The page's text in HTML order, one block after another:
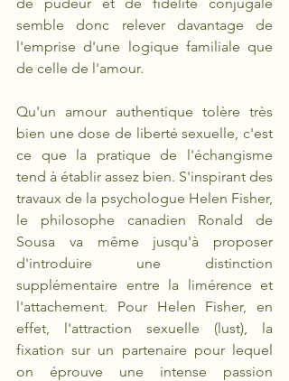
semble donc relever davantage de
l'emprise d'une logique familiale que
de celle de l'amour.
Qu'un amour authentique tolère très
bien une dose de liberté sexuelle, c'est
ce que la pratique de l'échangisme
tend à établir assez bien. S'inspirant des
travaux de la psychologue Helen Fisher,
le philosophe canadien Ronald de
Sousa va même jusqu'à proposer
d'introduire une distinction
supplémentaire entre la limérence et
l'attachement. Pour Helen Fisher, en
effet, l'attraction sexuelle (lust), la
fixation sur un partenaire pour lequel
on éprouve une intense passion